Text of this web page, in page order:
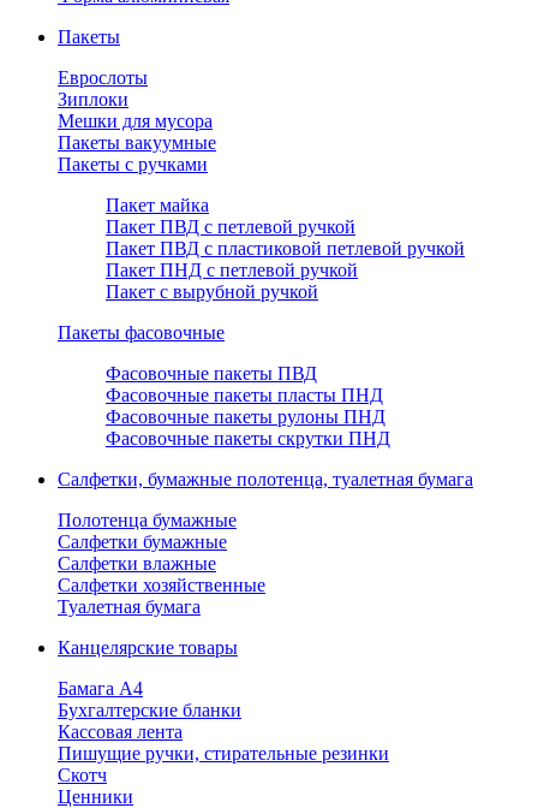
Пакеты
Еврослоты
Зиплоки
Мешки для мусора
Пакеты вакуумные
Пакеты с ручками
Пакет майка
Пакет ПВД с петлевой ручкой
Пакет ПВД с пластиковой петлевой ручкой
Пакет ПНД с петлевой ручкой
Пакет с вырубной ручкой
Пакеты фасовочные
Фасовочные пакеты ПВД
Фасовочные пакеты пласты ПНД
Фасовочные пакеты рулоны ПНД
Фасовочные пакеты скрутки ПНД
Салфетки, бумажные полотенца, туалетная бумага
Полотенца бумажные
Салфетки бумажные
Салфетки влажные
Салфетки хозяйственные
Туалетная бумага
Канцелярские товары
Бамага А4
Бухгалтерские бланки
Кассовая лента
Пишущие ручки, стирательные резинки
Скотч
Ценники